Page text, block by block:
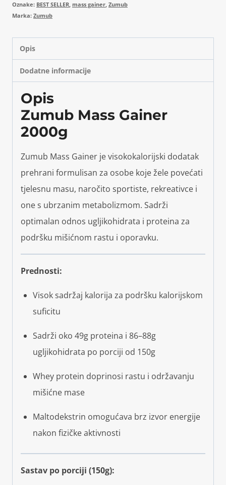
Oznake: BEST SELLER, mass gainer, Zumub
Marka: Zumub
Opis
Dodatne informacije
Opis
Zumub Mass Gainer
2000g
Zumub Mass Gainer je visokokalorijski dodatak
prehrani formulisan za osobe koje žele povećati
tjelesnu masu, naročito sportiste, rekreativce i
one s ubrzanim metabolizmom. Sadrži
optimalan odnos ugljikohidrata i proteina za
podršku mišićnom rastu i oporavku.
Prednosti:
Visok sadržaj kalorija za podršku kalorijskom
suficitu
Sadrži oko 49g proteina i 86–88g
ugljikohidrata po porciji od 150g
Whey protein doprinosi rastu i održavanju
mišićne mase
Maltodekstrin omogućava brz izvor energije
nakon fizičke aktivnosti
Sastav po porciji (150g):